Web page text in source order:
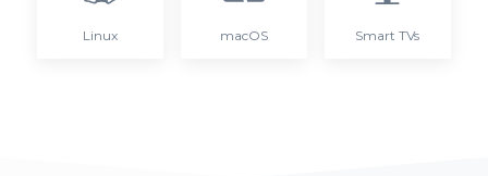
Linux macOS Smart TVs